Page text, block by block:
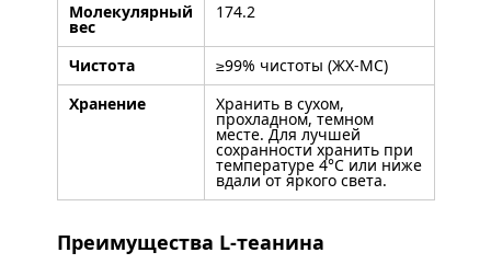
Молекулярный
вес
174.2
Чистота
≥99% чистоты (ЖХ-МС)
Хранение
Хранить в сухом,
прохладном, темном
месте. Для лучшей
сохранности хранить при
температуре 4°C или ниже
вдали от яркого света.
Преимущества L-теанина